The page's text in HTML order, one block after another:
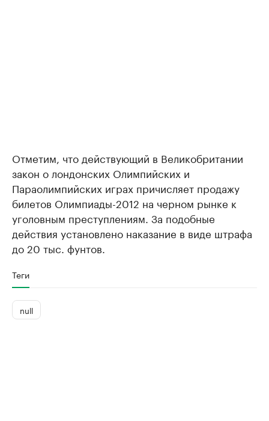
Отметим, что действующий в Великобритании
закон о лондонских Олимпийских и
Параолимпийских играх причисляет продажу
билетов Олимпиады-2012 на черном рынке к
уголовным преступлениям. За подобные
действия установлено наказание в виде штрафа
до 20 тыс. фунтов.
Теги
null